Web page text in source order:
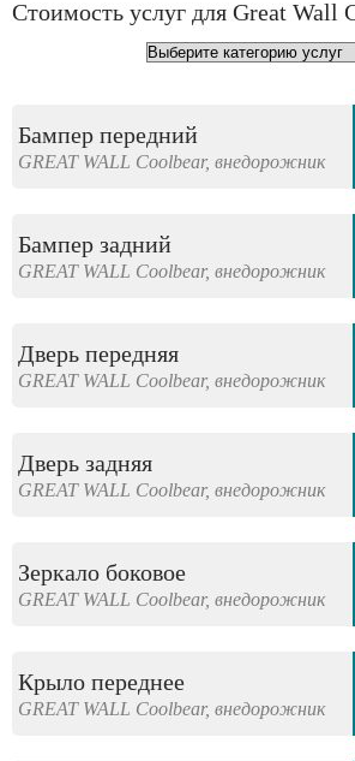
Стоимость услуг для Great Wall
Бампер передний
GREAT WALL Coolbear, внедорожник
Бампер задний
GREAT WALL Coolbear, внедорожник
Дверь передняя
GREAT WALL Coolbear, внедорожник
Дверь задняя
GREAT WALL Coolbear, внедорожник
Зеркало боковое
GREAT WALL Coolbear, внедорожник
Крыло переднее
GREAT WALL Coolbear, внедорожник